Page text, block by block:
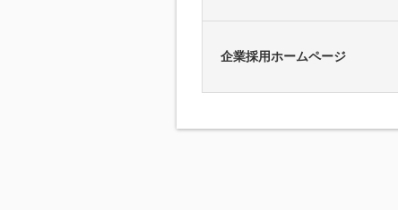
企業採用ホームページ